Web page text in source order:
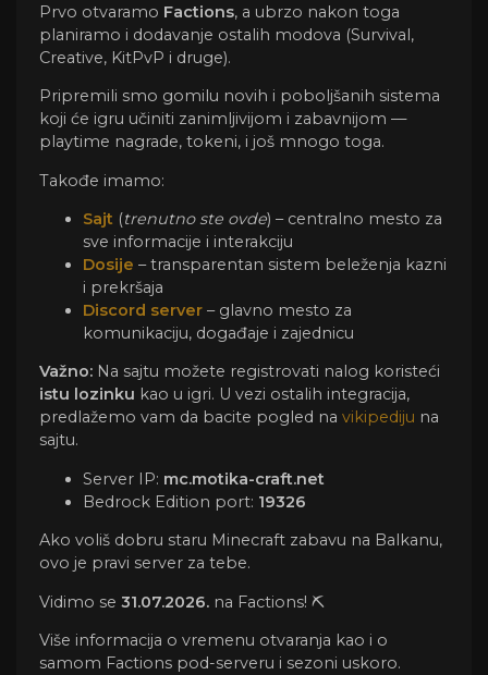
Prvo otvaramo Factions, a ubrzo nakon toga
planiramo i dodavanje ostalih modova (Survival,
Creative, KitPvP i druge).
Pripremili smo gomilu novih i poboljšanih sistema
koji će igru učiniti zanimljivijom i zabavnijom —
playtime nagrade, tokeni, i još mnogo toga.
Takođe imamo:
Sajt(trenutno ste ovde) – centralno mesto za
sve informacije i interakciju
Dosije – transparentan sistem beleženja kazni
i prekršaja
Discord server– glavno mesto za
komunikaciju, događaje i zajednicu
Važno:
istu lozinku kao u igri. U vezi ostalih integracija,
predlažemo vam da bacite pogled na vikipediju na
sajtu.
Server IP: mc.motika-craft.net
Bedrock Edition port: 19326
Ako voliš dobru staru Minecraft zabavu na Balkanu,
ovo je pravi server za tebe.
Vidimo se 31.07.2026. na Factions! ⛏️
Više informacija o vremenu otvaranja kao i o
samom Factions pod-serveru i sezoni uskoro.